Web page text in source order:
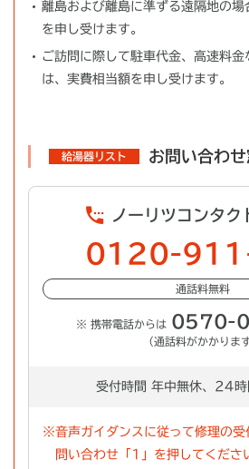
離島および離島に準ずる遠隔地の
を申し受けます。
ご訪問に際して駐車代金、高速料
は、実費相当額を申し受けます。
給湯器リスト お問い合わせ
ノーリツコンタク
0120-
通話料無料
※ 携帯電話からは 0570-
（通話料がかかります
受付時間 年中無休、24時
※音声ガイダンスに従って修理の
問い合わせ「1」を押してくださ